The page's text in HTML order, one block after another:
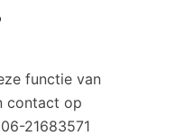
functie van
contact op
21683571